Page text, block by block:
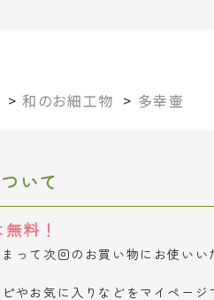
>和のお細工物 > 多幸壷
いて
料！
って次回のお買い物にお使いい
やお気に入りなどをマイページ